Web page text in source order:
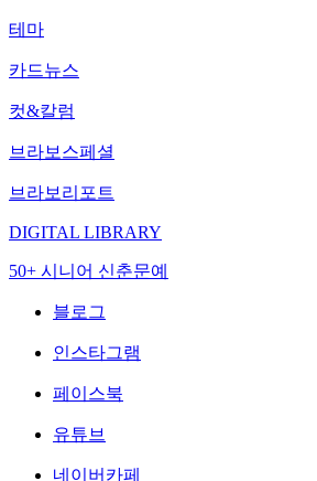
테마
카드뉴스
컷&칼럼
브라보스페셜
브라보리포트
DIGITAL LIBRARY
50+ 시니어 신춘문예
블로그
인스타그램
페이스북
유튜브
네이버카페